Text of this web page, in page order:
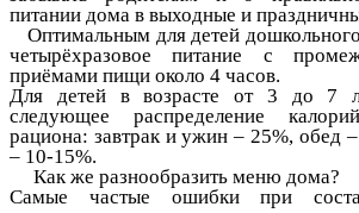
питании дома в выходные и
Оптимальным для детей дошкольного
четырёхразовое питание с
приёмами пищи около 4 часов.
Для детей в возрасте от 3 до 7
следующее распределение
рациона: завтрак и ужин – 25%, обед
– 10-15%.
Как же разнообразить меню дома?
Самые частые ошибки при